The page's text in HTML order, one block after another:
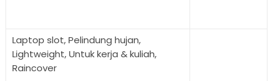
Laptop slot, Pelindung hujan,
Lightweight, Untuk kerja & kuliah,
Raincover